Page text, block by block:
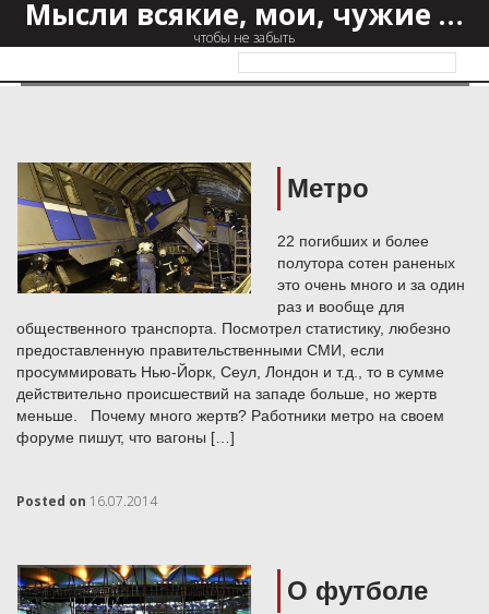
Мысли всякие, мои, чужие …
чтобы не забыть
Фильмы
Музыка
Юмор
Фильмы
Музыка
Юмор
Метро
22 погибших и более
полутора сотен раненых
это очень много и за один
раз и вообще для
общественного транспорта. Посмотрел статистику, любезно
предоставленную правительственными СМИ, если
просуммировать Нью-Йорк, Сеул, Лондон и т.д., то в сумме
действительно происшествий на западе больше, но жертв
меньше. Почему много жертв? Работники метро на своем
форуме пишут, что вагоны […]
Posted on 16.07.2014
О футболе